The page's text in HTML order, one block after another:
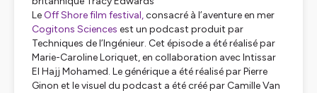
LeOff Shore film festival,consacré à l’aventure en mer
Cogitons Sciences est un podcast produit par
Techniques de l’Ingénieur. Cet épisode a été réalisé par
Marie-Caroline Loriquet, en collaboration avec Intissar
El Hajj Mohamed. Le générique a été réalisé par Pierre
Ginon et le visuel du podcast a été créé par Camille Van